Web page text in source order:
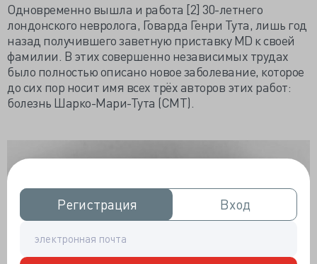
Регистрация
Регистрация Вход
Вход
Одновременно вышла и работа [2] 30-летнего
лондонского невролога, Говарда Генри Тута, лишь год
назад получившего заветную приставку MD к своей
фамилии. В этих совершенно независимых трудах
было полностью описано новое заболевание, которое
до сих пор носит имя всех трёх авторов этих работ:
болезнь Шарко-Мари-Тута (CMT).